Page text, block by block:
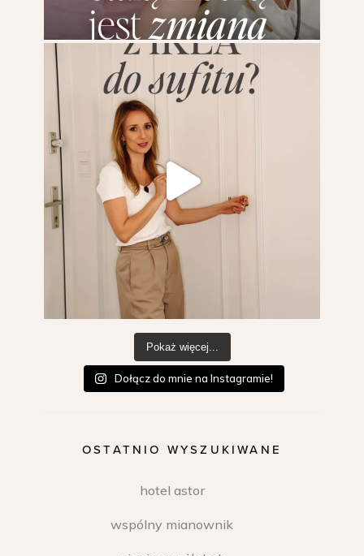
Pokaż więcej...
Dołącz do mnie na Instagramie!
OSTATNIO WYSZUKIWANE
hotel astor
wspólny mianownik